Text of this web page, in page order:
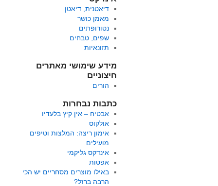
דיאטנית, דיאטן
מאמן כושר
נטורופתים
שפים, טבחים
תזונאיות
מידע שימושי מאתרים
חיצוניים
הורים
כתבות נבחרות
אבטיח – אין קיץ בלעדיו
אולקוס
אימון ריצה: המלצות וטיפים
מועילים
אינדקס גליקמי
אפטות
באילו מוצרים מסחריים יש הכי
הרבה ברזל?